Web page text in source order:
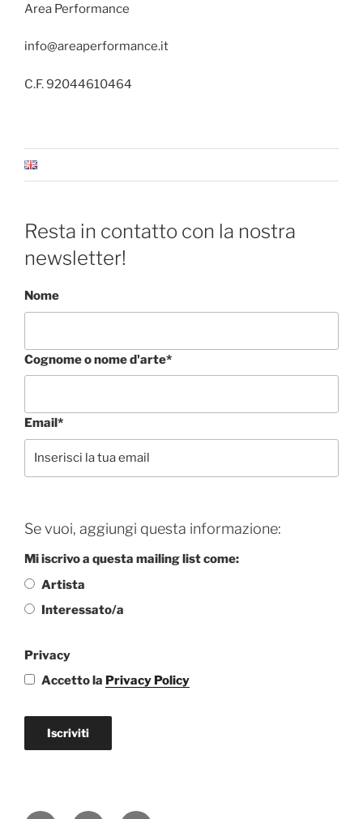
Area Performance
info@areaperformance.it
C.F. 92044610464
Resta in contatto con la nostra
newsletter!
Nome
Cognome o nome d'arte*
Email*
Se vuoi, aggiungi questa informazione:
Mi iscrivo a questa mailing list come:
Artista
Interessato/a
Privacy
Accetto la Privacy Policy
Iscriviti